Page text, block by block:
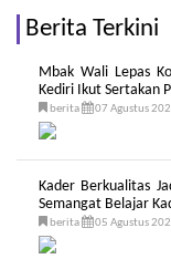
Berita Terkini
Mbak Wali Lepas
Kediri Ikut Sertakan
berita 07 Agustus
Kader Berkualitas
Semangat Belajar
berita 05 Agustus